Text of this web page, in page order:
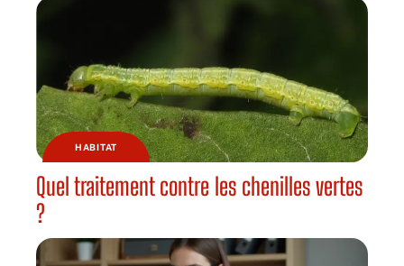
HABITAT
Quel traitement contre les chenilles vertes
?